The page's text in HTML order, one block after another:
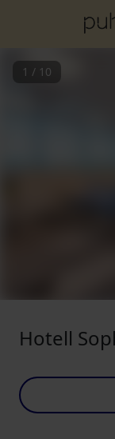
1 / 10
Hotell